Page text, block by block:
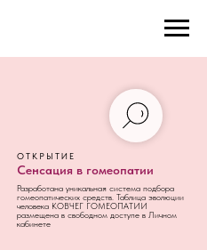
ОТКРЫТИЕ
Сенсация в гомеопатии
Разработана уникальная система подбора
гомеопатических средств. Таблица эволюции
человека КОВЧЕГ ГОМЕОПАТИИ
размещена в свободном доступе в Личном
кабинете